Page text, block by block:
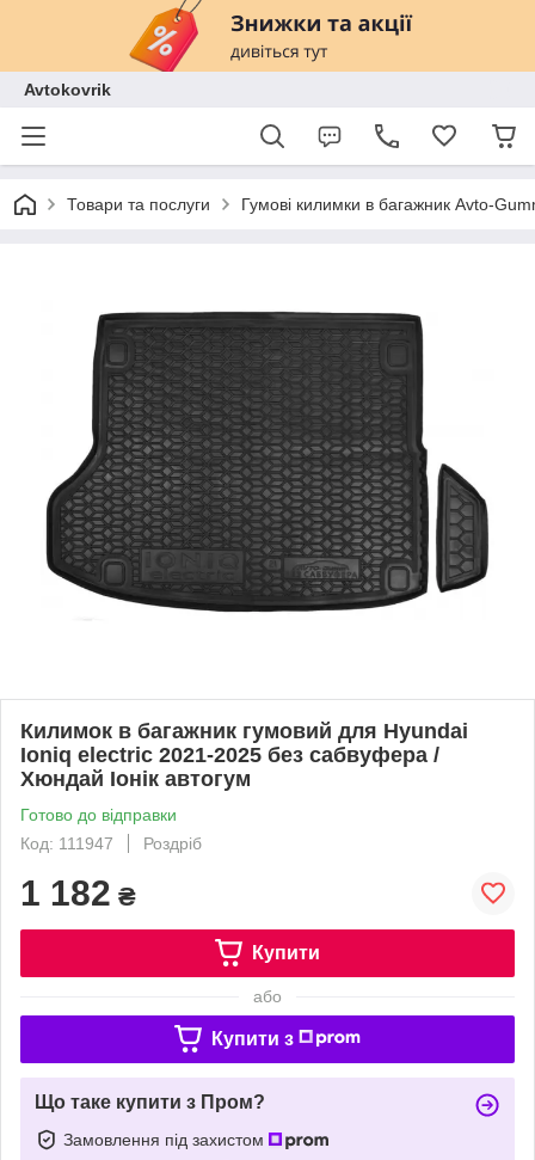
Avtokovrik
Товари та послуги Гумові килимки в багажник Avto-
Килимок в багажник гумовий для Hyundai
Ioniq electric 2021-2025 без сабвуфера /
Хюндай Іонік автогум
Готово до відправки
Код: 111947
Роздріб
1 182 ₴
Купити
або
Купити з
Що таке купити з Пром?
Замовлення під захистом